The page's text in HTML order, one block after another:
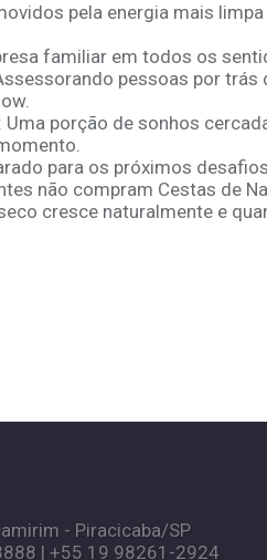
pela energia mais
familiar em todos os
pessoas por trás
porção de sonhos
para os próximos
não compram Cestas de
cresce naturalmente e
- Piracicaba/SP
| +55 19 98261-2924